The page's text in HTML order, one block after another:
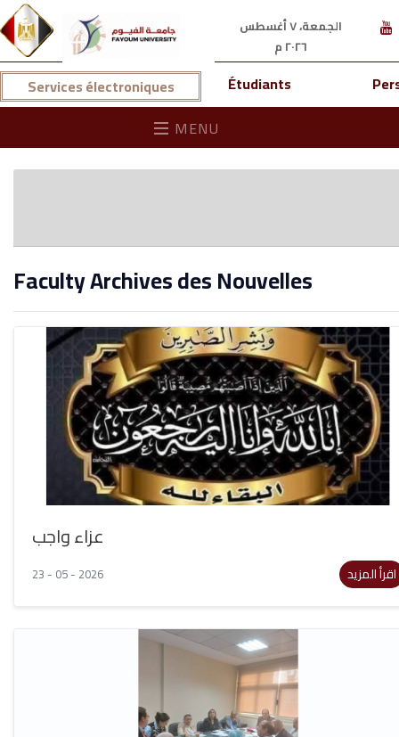
الجمعة، ٧ أغسطس
٢٠٢٦ م
Services électroniques Étudiants
MENU
Faculty Archives des Nouvelles
عزاء واجب
23 - 05 - 2026 اقرأ المزيد